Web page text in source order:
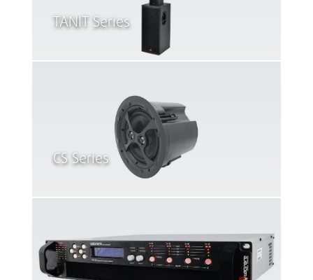
TANIT Series
CS Series